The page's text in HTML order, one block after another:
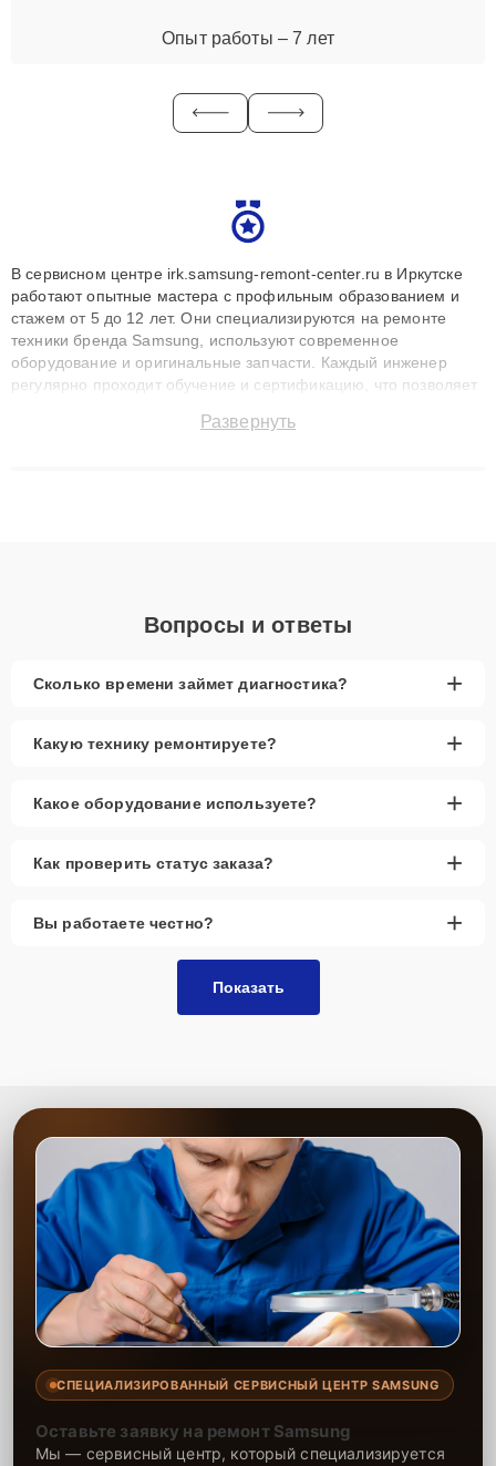
Опыт работы – 7 лет
В сервисном центре irk.samsung-remont-center.ru в Иркутске
работают опытные мастера с профильным образованием и
стажем от 5 до 12 лет. Они специализируются на ремонте
техники бренда Samsung, используют современное
оборудование и оригинальные запчасти. Каждый инженер
регулярно проходит обучение и сертификацию, что позволяет
технику с сохранением гарантии до 3 лет. Наши мастера
Развернуть
Вопросы и ответы
Сколько времени займет диагностика? +
Какую технику ремонтируете? +
Какое оборудование используете? +
Как проверить статус заказа? +
Вы работаете честно? +
Показать
СПЕЦИАЛИЗИРОВАННЫЙ СЕРВИСНЫЙ ЦЕНТР SAMSUNG
Оставьте заявку на ремонт Samsung
Мы — сервисный центр, который специализируется